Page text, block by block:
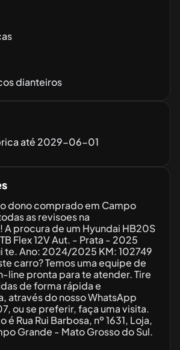
dianteiros
até 2029-06-01
dono comprado em Campo
as revisoes na
A procura de um Hyundai HB20S
Flex 12V Aut. - Prata - 2025
te. Ano: 2024/2025 KM: 102749
carro? Temos uma equipe de
line pronta para te atender. Tire
de forma rápida e
através do nosso WhatsApp
ou se preferir, faça uma visita.
Rua Rui Barbosa, nº 1631, Loja,
Grande - Mato Grosso do Sul.